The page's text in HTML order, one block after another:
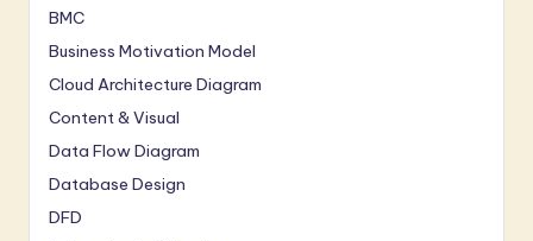
BMC
Business Motivation Model
Cloud Architecture Diagram
Content & Visual
Data Flow Diagram
Database Design
DFD